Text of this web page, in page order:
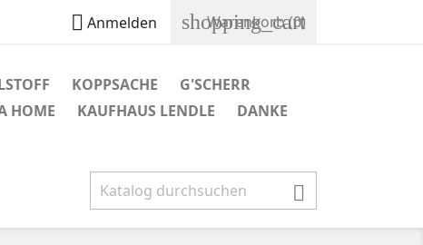
 Anmelden shopping_cart
Warenkorb(0)
KOPPSACHE
G'SCHERR
HOME KAUFHAUS LENDLE
DANKE
